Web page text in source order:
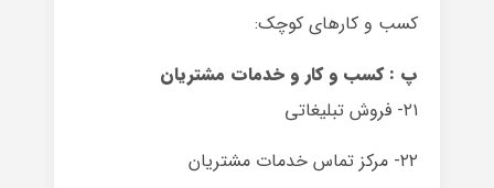
کسب و کارهای کوچک:
پ : کسب و کار و خدمات مشتریان
۲۱- فروش تبلیغاتی
۲۲- مرکز تماس خدمات مشتریان